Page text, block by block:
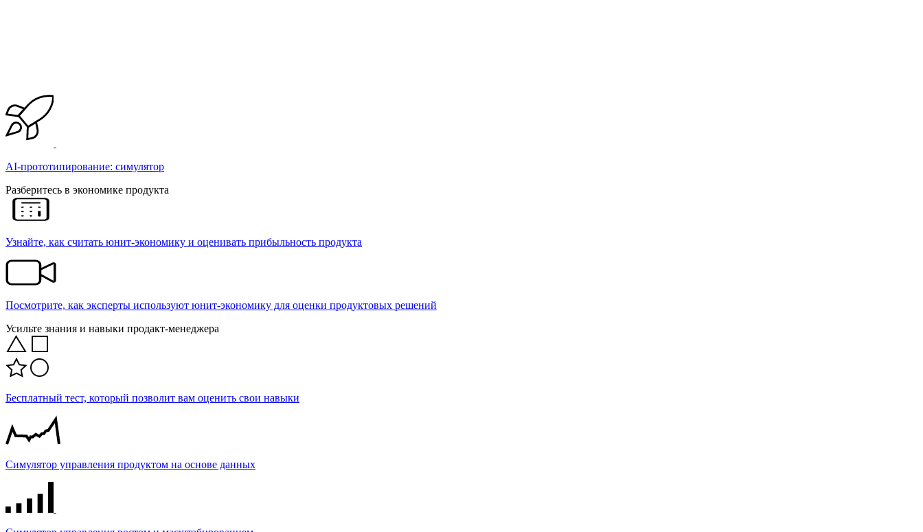
AI-прототипирование: симулятор
Разберитесь в экономике продукта
Узнайте, как считать юнит-экономику и оценивать прибыльность продукта
Посмотрите, как эксперты используют юнит-экономику для оценки продуктовых решений
Усильте знания и навыки продакт-менеджера
Бесплатный тест, который позволит вам оценить свои навыки
Симулятор управления продуктом на основе данных